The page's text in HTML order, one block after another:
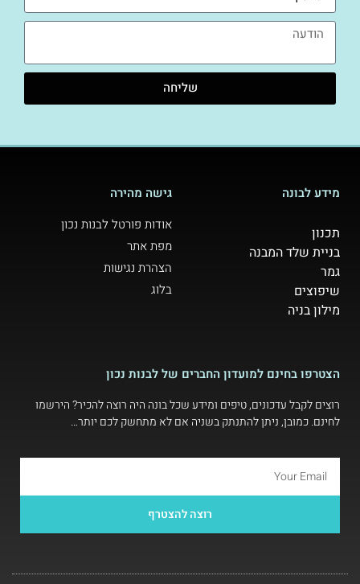
שליחה
מידע לבונה
תכנון
בניית שלד המבנה
גמר
שיפוצים
מילון בניה
גישה מהירה
אודות פורטל לבנות נכון
מפת אתר
הצהרת נגישות
בלוג
הצטרפו בחינם למועדון החברים של לבנות נכון
רוצים לקבל עדכונים, טיפים ומידע שכל בונה היה רוצה להכיר? הירשמו
לחינם. כמובן, ניתן להתנתק בשניה אם לא מתחשק לכם יותר…
רוצה להצטרף